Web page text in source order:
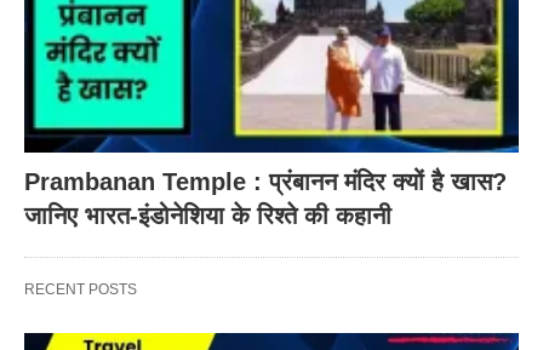
Prambanan Temple : प्रंबानन मंदिर क्यों है खास?
जानिए भारत-इंडोनेशिया के रिश्ते की कहानी
RECENT POSTS